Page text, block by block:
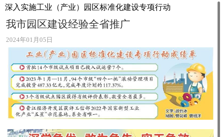
深入实施工业（产业）园区标准化建设专项行动
我市园区建设经验全省推广
2024年01月05日